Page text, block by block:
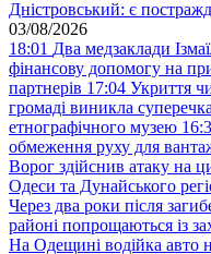
Дністровський: є
03/08/2026
18:01 Два медзаклади
фінансову допомогу на
партнерів 17:04 Укриття
громаді виникла
етнографічного музею
обмеження руху для
Ворог здійснив атаку на
Одеси та Дунайського
Через два роки після
районі попрощаються із
На Одещині водійка авто